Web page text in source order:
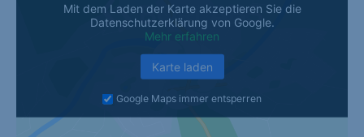
Mit dem Laden der Karte akzeptieren Sie die
Datenschutzerklärung von Google.
Mehr erfahren
Karte laden
Google Maps immer entsperren